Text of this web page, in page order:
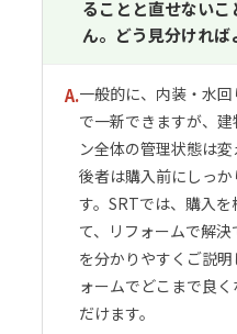
ることと直せない
ん。どう見分ければ
A.一般的に、内装・水
で一新できますが、
ン全体の管理状態は変
後者は購入前にしっ
す。SRTでは、購入
て、リフォームで解
を分かりやすくご説
ォームでどこまで良
だけます。